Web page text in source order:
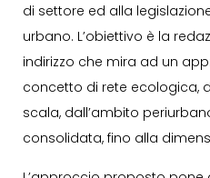
di settore ed alla
urbano. L’obiettivo è la
indirizzo che mira ad un
concetto di rete ecologica,
scala, dall’ambito
consolidata, fino alla